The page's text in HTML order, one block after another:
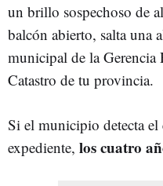
un brillo sospechoso de
balcón abierto, salta una
municipal de la
Catastro de tu provincia.
Si el municipio detecta
expediente, los cuatro